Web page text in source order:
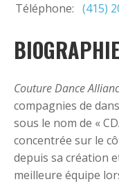
Téléphone: (415)
BIOGRAPHIE
Couture Dance
compagnies de
sous le nom de «
concentrée sur le
depuis sa création
meilleure équipe